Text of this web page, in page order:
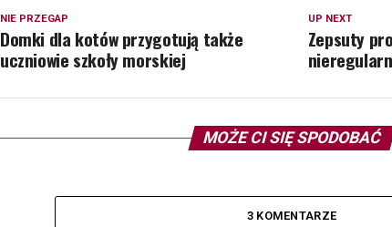
UP NEXT
Zepsuty
NIE PRZEGAP
Domki dla kotów przygotują także
uczniowie szkoły morskiej
MOŻE CI SIĘ SPODOBAĆ
3 KOMENTARZE